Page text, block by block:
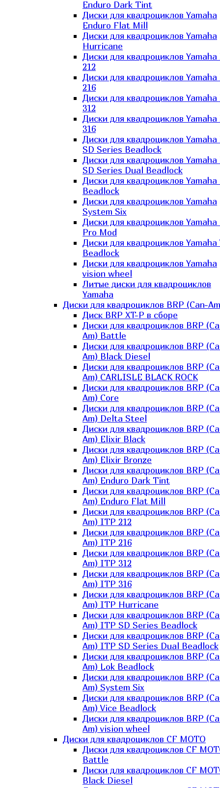
Enduro Dark Tint
Диски для квадроциклов Yamaha
Enduro Flat Mill
Диски для квадроциклов Yamaha
Hurricane
Диски для квадроциклов
212
Диски для квадроциклов
216
Диски для квадроциклов
312
Диски для квадроциклов
316
Диски для квадроциклов
SD Series Beadlock
Диски для квадроциклов
SD Series Dual Beadlock
Диски для квадроциклов Yamaha
Beadlock
Диски для квадроциклов Yamaha
System Six
Диски для квадроциклов Yamaha
Pro Mod
Диски для квадроциклов Yamaha
Beadlock
Диски для квадроциклов Yamaha
vision wheel
Литые диски для квадроциклов
Yamaha
Диски для квадроциклов BRP (Can-
Диск BRP XT-P в сборе
Диски для квадроциклов BRP
Am) Battle
Диски для квадроциклов BRP
Am) Black Diesel
Диски для квадроциклов BRP
Am) CARLISLE BLACK ROCK
Диски для квадроциклов BRP
Am) Core
Диски для квадроциклов BRP
Am) Delta Steel
Диски для квадроциклов BRP
Am) Elixir Black
Диски для квадроциклов BRP
Am) Elixir Bronze
Диски для квадроциклов BRP
Am) Enduro Dark Tint
Диски для квадроциклов BRP
Am) Enduro Flat Mill
Диски для квадроциклов BRP
Am) ITP 212
Диски для квадроциклов BRP
Am) ITP 216
Диски для квадроциклов BRP
Am) ITP 312
Диски для квадроциклов BRP
Am) ITP 316
Диски для квадроциклов BRP
Am) ITP Hurricane
Диски для квадроциклов BRP
Am) ITP SD Series Beadlock
Диски для квадроциклов BRP
Am) ITP SD Series Dual Beadlock
Диски для квадроциклов BRP
Am) Lok Beadlock
Диски для квадроциклов BRP
Am) System Six
Диски для квадроциклов BRP
Am) Vice Beadlock
Диски для квадроциклов BRP
Am) vision wheel
Диски для квадроциклов CF MOTO
Диски для квадроциклов CF
Battle
Диски для квадроциклов CF
Black Diesel